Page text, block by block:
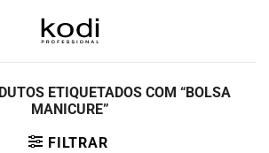
ETIQUETADOS COM “BOLSA
MANICURE”
FILTRAR